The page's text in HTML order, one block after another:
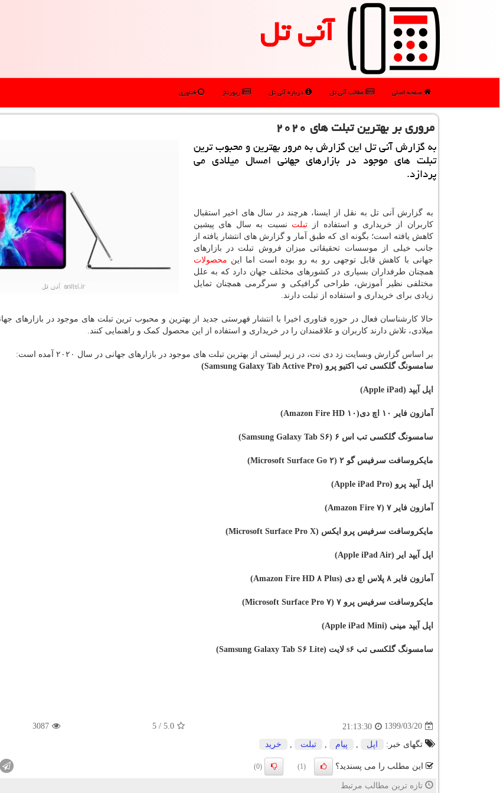
آنی تل
صفحه اصلی مطالب آنی تل درباره آنی تل رپورتاژ فناوری
مروری بر بهترین تبلت های ۲۰۲۰
به گزارش آنی تل این گزارش به مرور بهترین و محبوب ترین
تبلت های موجود در بازارهای جهانی امسال میلادی می
پردازد.
به گزارش آنی تل به نقل از ایسنا، هرچند در سال های اخیر استقبال
کاربران از خریداری و استفاده از تبلت نسبت به سال های پیشین
کاهش یافته است؛ بگونه ای که طبق آمار و گزارش های انتشار یافته از
جانب خیلی از موسسات تحقیقاتی میزان فروش تبلت در بازارهای
جهانی با کاهش قابل توجهی رو به رو بوده است اما این محصولات
همچنان طرفداران بسیاری در کشورهای مختلف جهان دارد که به علل
مختلفی نظیر آموزش، طراحی گرافیکی و سرگرمی همچنان تمایل
زیادی برای خریداری و استفاده از تبلت دارند.
میلادی، تلاش دارند کاربران و علاقمندان را در خریداری و استفاده از این محصول کمک و راهنمایی کنند.
بر اساس گزارش وبسایت زد دی نت، در زیر لیستی از بهترین تبلت های موجود در بازارهای جهانی در سال ۲۰۲۰ آمده است:
سامسونگ گلکسی تب اکتیو پرو (Samsung Galaxy Tab Active Pro)
اپل آیپد (Apple iPad)
آمازون فایر ۱۰ اچ دی(Amazon Fire HD ۱۰)
سامسونگ گلکسی تب اس ۶ (Samsung Galaxy Tab S۶)
مایکروسافت سرفیس گو ۲ (Microsoft Surface Go ۲)
اپل آیپد پرو (Apple iPad Pro)
آمازون فایر ۷ (Amazon Fire ۷)
مایکروسافت سرفیس پرو ایکس (Microsoft Surface Pro X)
اپل آیپد ایر (Apple iPad Air)
آمازون فایر ۸ پلاس اچ دی (Amazon Fire HD ۸ Plus)
مایکروسافت سرفیس پرو ۷ (Microsoft Surface Pro ۷)
اپل آیپد مینی (Apple iPad Mini)
سامسونگ گلکسی تب s۶ لایت (Samsung Galaxy Tab S۶ Lite)
1399/03/20
21:13:30
5.0
/
5
3087
تگهای خبر: اپل پیام تبلت خرید
این مطلب را می پسندید؟ (1)
(0)
تازه ترین مطالب مرتبط